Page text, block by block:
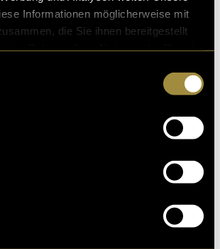
Informationen möglicherweise mit
die Sie ihnen bereitgestellt